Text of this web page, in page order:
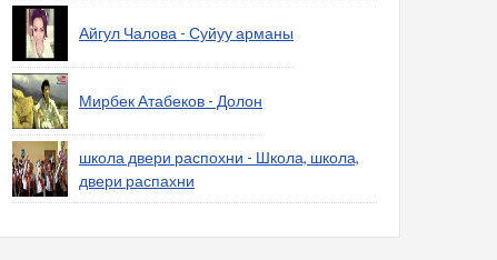
Айгул Чалова - Суйуу арманы
Мирбек Атабеков - Долон
школа двери распохни - Школа, школа,
двери распахни